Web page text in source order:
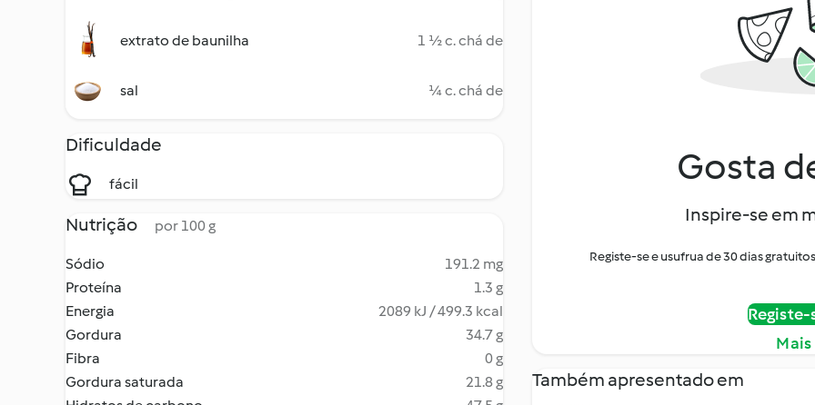
extrato de baunilha 1 ½ c. chá de
sal ¼ c. chá de
Dificuldade
fácil
Nutrição por 100 g
Sódio
191.2 mg
Proteína
1.3 g
Energia
2089 kJ / 499.3 kcal
Gordura
34.7 g
Fibra
0 g
Gordura saturada
21.8 g
Gosta
Inspire-se em
Registe-se e usufrua de 30 dias
Também apresentado em